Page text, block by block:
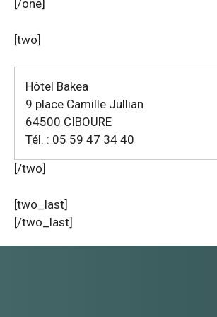
[/one]
[two]
Hôtel Bakea
9 place Camille Jullian
64500 CIBOURE
Tél. : 05 59 47 34 40
[/two]
[two_last]
[/two_last]